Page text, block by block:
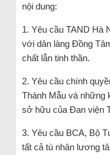
nội dung:
1. Yêu cầu TAND Hà
với dân làng Đồng
chất lẫn tinh thần.
2. Yêu cầu chính
Thánh Mẫu và những
sở hữu của Đan viện
3. Yêu cầu BCA, Bộ
tất cả tù nhân lương